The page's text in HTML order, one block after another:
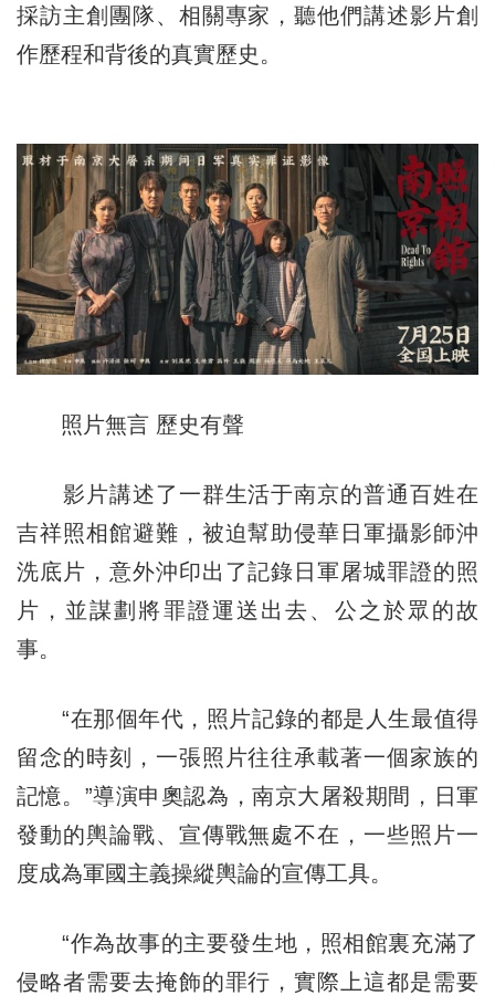
採訪主創團隊、相關專家，聽他們講述影片創
作歷程和背後的真實歷史。
照片無言 歷史有聲
影片講述了一群生活于南京的普通百姓在
吉祥照相館避難，被迫幫助侵華日軍攝影師沖
洗底片，意外沖印出了記錄日軍屠城罪證的照
片，並謀劃將罪證運送出去、公之於眾的故
事。
“在那個年代，照片記錄的都是人生最值得
留念的時刻，一張照片往往承載著一個家族的
記憶。”導演申奧認為，南京大屠殺期間，日軍
發動的輿論戰、宣傳戰無處不在，一些照片一
度成為軍國主義操縱輿論的宣傳工具。
“作為故事的主要發生地，照相館裏充滿了
侵略者需要去掩飾的罪行，實際上這都是需要